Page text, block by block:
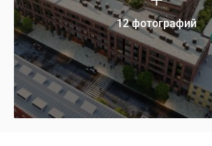
12 фотографий